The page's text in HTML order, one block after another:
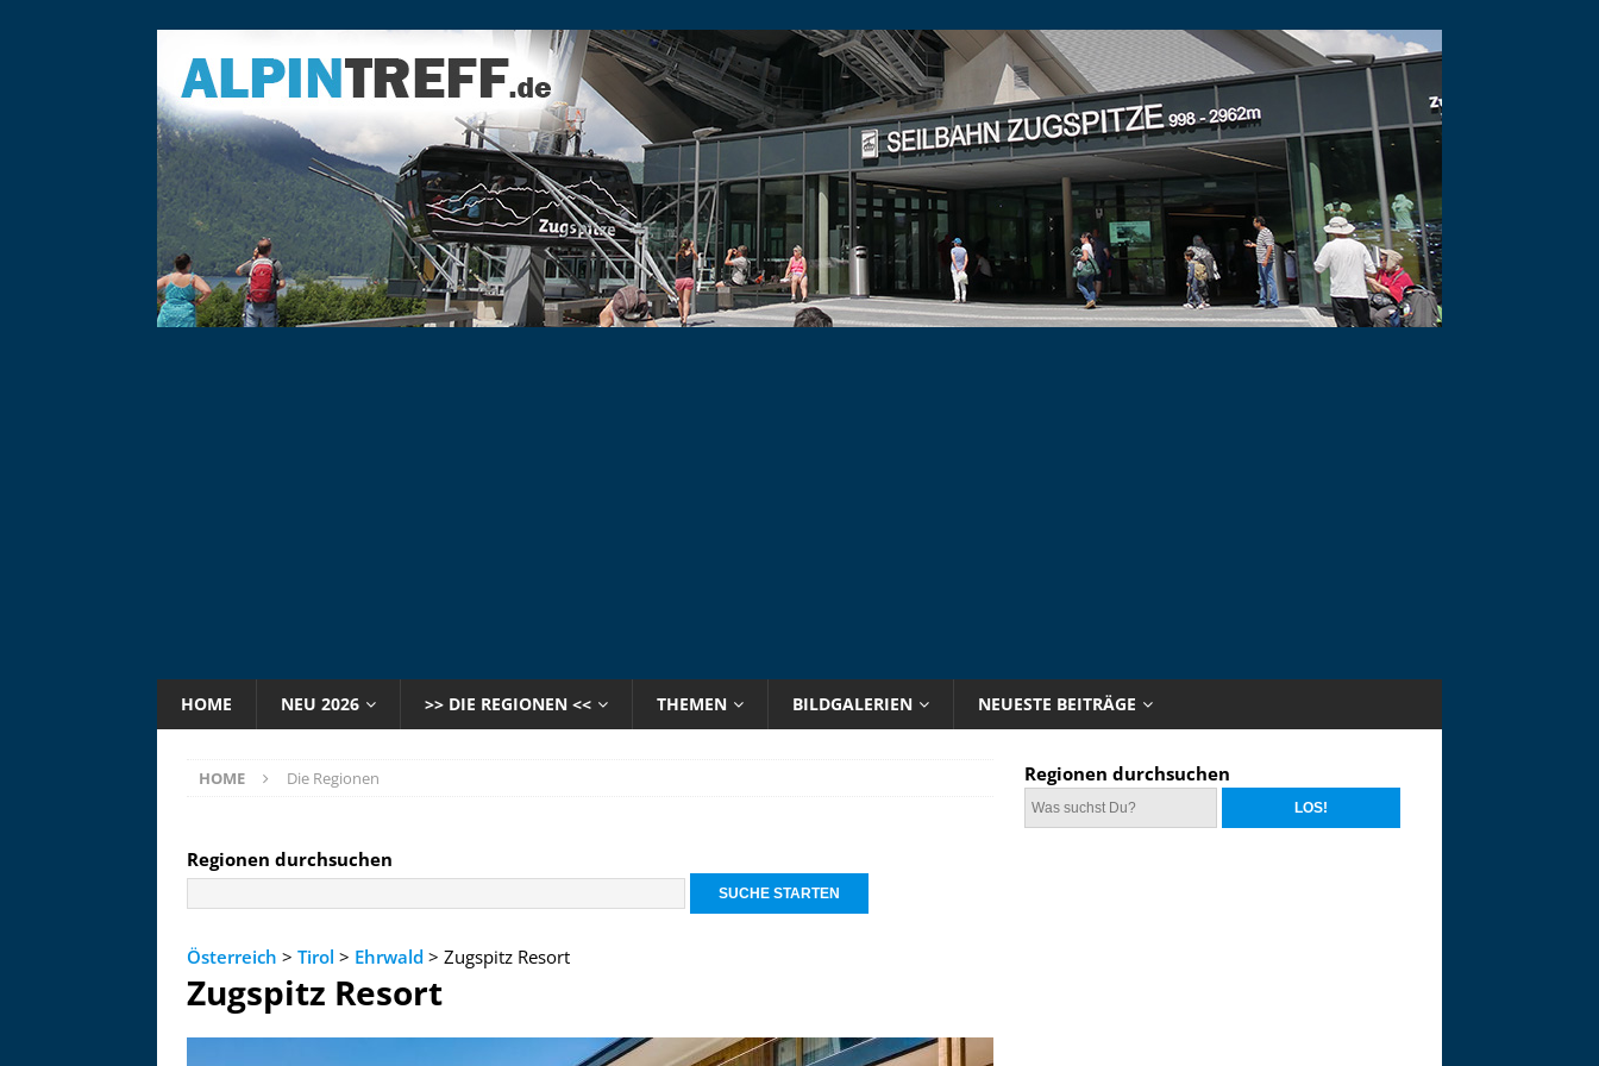
HOME NEU 2026 >> DIE REGIONEN << THEMEN BILDGALERIEN NEUESTE BEITRÄGE
HOME Die Regionen
Regionen durchsuchen
Österreich > Tirol > Ehrwald > Zugspitz Resort
Zugspitz Resort
Regionen durchsuchen